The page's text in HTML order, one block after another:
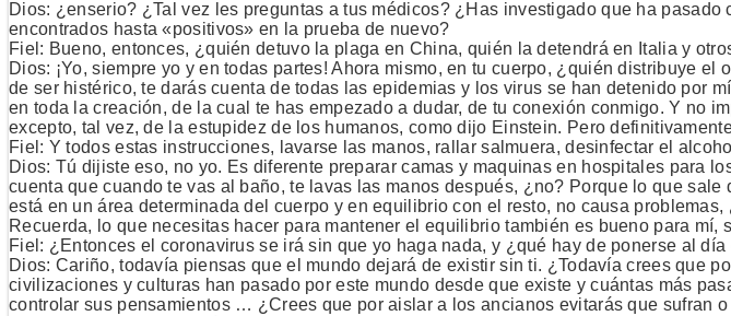
Dios: ¿enserio? ¿Tal vez les preguntas a tus médicos? ¿Has investigado que ha
encontrados hasta «positivos» en la prueba de nuevo?
Fiel: Bueno, entonces, ¿quién detuvo la plaga en China, quién la detendrá en Italia y
Dios: ¡Yo, siempre yo y en todas partes! Ahora mismo, en tu cuerpo, ¿quién distribuye
de ser histérico, te darás cuenta de todas las epidemias y los virus se han detenido por
en toda la creación, de la cual te has empezado a dudar, de tu conexión conmigo. Y no
excepto, tal vez, de la estupidez de los humanos, como dijo Einstein. Pero
Fiel: Y todos estas instrucciones, lavarse las manos, rallar salmuera, desinfectar el
Dios: Tú dijiste eso, no yo. Es diferente preparar camas y maquinas en hospitales para
cuenta que cuando te vas al baño, te lavas las manos después, ¿no? Porque lo que
está en un área determinada del cuerpo y en equilibrio con el resto, no causa
Recuerda, lo que necesitas hacer para mantener el equilibrio también es bueno para
Fiel: ¿Entonces el coronavirus se irá sin que yo haga nada, y ¿qué hay de ponerse al
Dios: Cariño, todavía piensas que el mundo dejará de existir sin ti. ¿Todavía crees que
civilizaciones y culturas han pasado por este mundo desde que existe y cuántas más
controlar sus pensamientos … ¿Crees que por aislar a los ancianos evitarás que sufran o